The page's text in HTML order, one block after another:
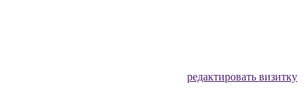
редактировать визитку